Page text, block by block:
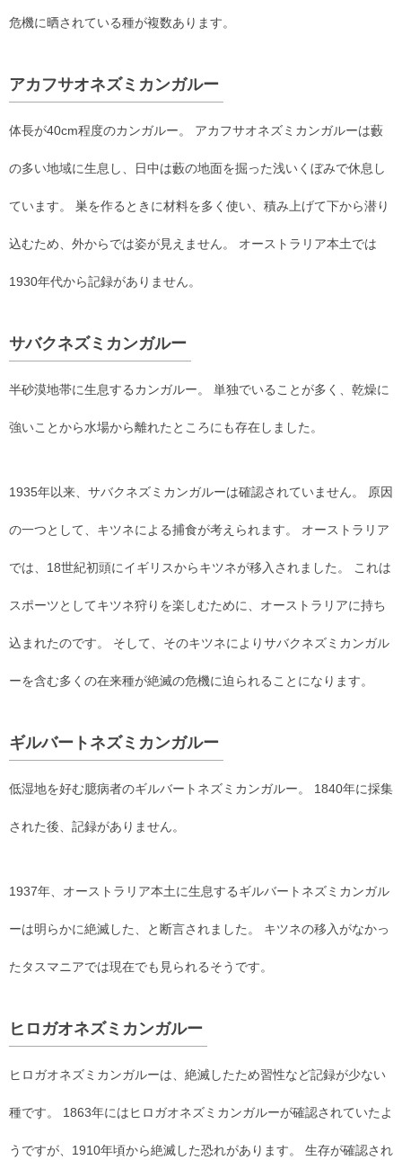
危機に晒されている種が複数あります。
アカフサオネズミカンガルー
体長が40cm程度のカンガルー。 アカフサオネズミカンガルーは藪
の多い地域に生息し、日中は藪の地面を掘った浅いくぼみで休息し
ています。 巣を作るときに材料を多く使い、積み上げて下から潜り
込むため、外からでは姿が見えません。 オーストラリア本土では
1930年代から記録がありません。
サバクネズミカンガルー
半砂漠地帯に生息するカンガルー。 単独でいることが多く、乾燥に
強いことから水場から離れたところにも存在しました。
1935年以来、サバクネズミカンガルーは確認されていません。 原因
の一つとして、キツネによる捕食が考えられます。 オーストラリア
では、18世紀初頭にイギリスからキツネが移入されました。 これは
スポーツとしてキツネ狩りを楽しむために、オーストラリアに持ち
込まれたのです。 そして、そのキツネによりサバクネズミカンガル
ーを含む多くの在来種が絶滅の危機に迫られることになります。
ギルバートネズミカンガルー
低湿地を好む臆病者のギルバートネズミカンガルー。 1840年に採集
された後、記録がありません。
1937年、オーストラリア本土に生息するギルバートネズミカンガル
ーは明らかに絶滅した、と断言されました。 キツネの移入がなかっ
たタスマニアでは現在でも見られるそうです。
ヒロガオネズミカンガルー
ヒロガオネズミカンガルーは、絶滅したため習性など記録が少ない
種です。 1863年にはヒロガオネズミカンガルーが確認されていたよ
うですが、1910年頃から絶滅した恐れがあります。 生存が確認され